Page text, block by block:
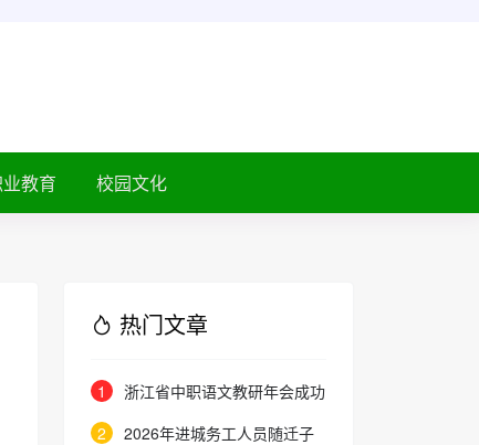
教育 校园文化
热门文章
1
浙江省中职语文教研年会成功
举办：聚焦素养本位，共探职教语
2
2026年进城务工人员随迁子